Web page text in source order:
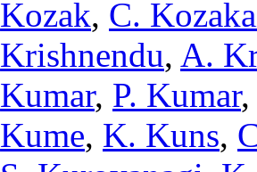
Kozak, C.
Krishnendu, A.
Kumar, P. Kumar
Kume, K. Kuns,